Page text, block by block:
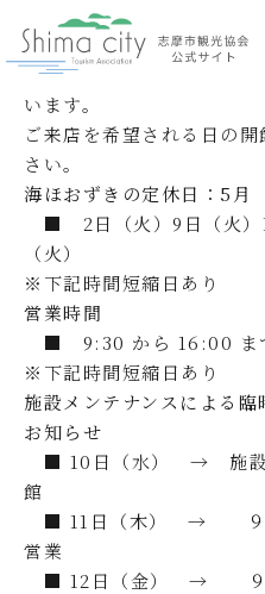
海ほおずきの定休日
こちらは海ほおずきの営
常に、できるだけ早くデー
います。
ご来店を希望される日の
さい。
海ほおずきの定休日：5月
■
2日（火）9日（火
（火）
※下記時間短縮日あり
営業時間
■ 9:30 から 16:00
※下記時間短縮日あり
施設メンテナンスによる
お知らせ
■ 10日（水） → 施設
館
■ 11日（木） → ９：
営業
■ 12日（金） → ９：